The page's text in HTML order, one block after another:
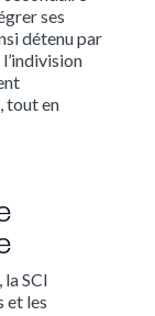
ses
détenu par
tout en
SCI
et les